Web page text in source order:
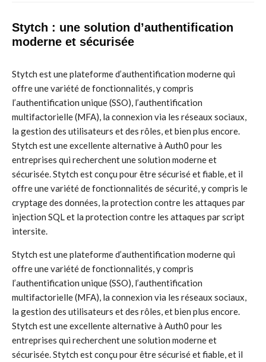
Stytch : une solution d’authentification
moderne et sécurisée
Stytch est une plateforme d’authentification moderne qui
offre une variété de fonctionnalités, y compris
l’authentification unique (SSO), l’authentification
multifactorielle (MFA), la connexion via les réseaux sociaux,
la gestion des utilisateurs et des rôles, et bien plus encore.
Stytch est une excellente alternative à Auth0 pour les
entreprises qui recherchent une solution moderne et
sécurisée. Stytch est conçu pour être sécurisé et fiable, et il
offre une variété de fonctionnalités de sécurité, y compris le
cryptage des données, la protection contre les attaques par
injection SQL et la protection contre les attaques par script
intersite.
Stytch est une plateforme d’authentification moderne qui
offre une variété de fonctionnalités, y compris
l’authentification unique (SSO), l’authentification
multifactorielle (MFA), la connexion via les réseaux sociaux,
la gestion des utilisateurs et des rôles, et bien plus encore.
Stytch est une excellente alternative à Auth0 pour les
entreprises qui recherchent une solution moderne et
sécurisée. Stytch est conçu pour être sécurisé et fiable, et il